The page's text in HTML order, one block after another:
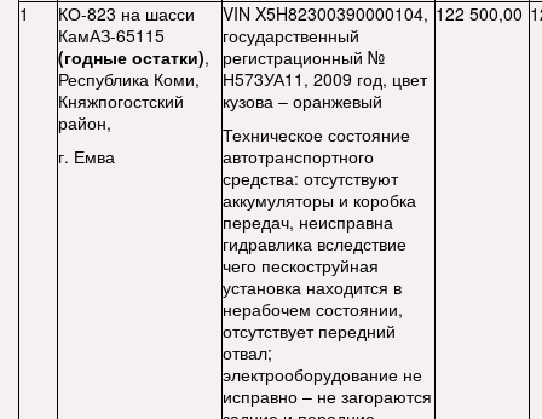
1
КО-823 на шасси
КамАЗ-65115
(годные остатки),
Республика Коми,
Княжпогостский
район,
г. Емва
VIN X5H82300390000104,
государственный
регистрационный №
Н573УА11, 2009 год, цвет
кузова – оранжевый
Техническое состояние
автотранспортного
средства: отсутствуют
аккумуляторы и коробка
передач, неисправна
гидравлика вследствие
чего пескоструйная
установка находится в
нерабочем состоянии,
отсутствует передний
отвал;
электрооборудование не
исправно – не загораются
122 500,00